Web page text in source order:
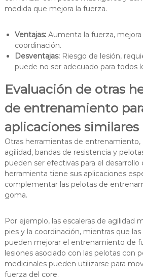
medida que mejora la fuerza.
Ventajas:Aumenta la fuerza, mejora
coordinación.
Desventajas:Riesgo de lesión,
puede no ser adecuado para todos
Evaluación de otras
de entrenamiento
aplicaciones similares
Otras herramientas de entrenamiento,
agilidad, bandas de resistencia y
pueden ser efectivas para el desarrollo
herramienta tiene sus aplicaciones
complementar las pelotas de
goma.
Por ejemplo, las escaleras de agilidad
pies y la coordinación, mientras que
pueden mejorar el entrenamiento de
lesiones asociado con las pelotas con
medicinales pueden utilizarse para
fuerza del core.